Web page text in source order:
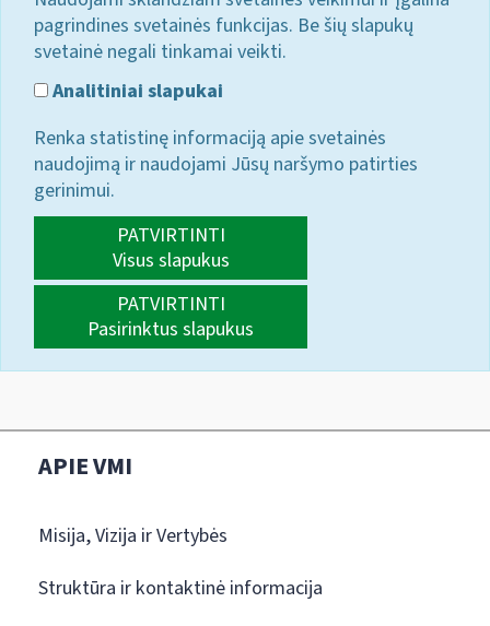
pagrindines svetainės funkcijas. Be šių slapukų
svetainė negali tinkamai veikti.
Analitiniai slapukai
Renka statistinę informaciją apie svetainės
naudojimą ir naudojami Jūsų naršymo patirties
gerinimui.
PATVIRTINTI
Visus slapukus
PATVIRTINTI
Pasirinktus slapukus
APIE VMI
Misija, Vizija ir Vertybės
Struktūra ir kontaktinė informacija